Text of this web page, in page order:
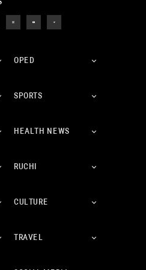
OPED
SPORTS
HEALTH NEWS
RUCHI
CULTURE
TRAVEL